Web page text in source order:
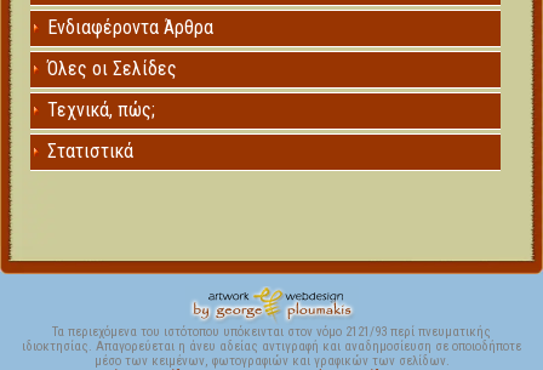
Ενδιαφέροντα Άρθρα
Όλες οι Σελίδες
Τεχνικά, πώς;
Στατιστικά
Τα περιεχόμενα του ιστότοπου υπόκεινται στον νόμο 2121/93 περί πνευματικής
ιδιοκτησίας. Απαγορεύεται η άνευ αδείας αντιγραφή και αναδημοσίευση σε οποιοδήποτε
μέσο των κειμένων, φωτογραφιών και γραφικών των σελίδων.